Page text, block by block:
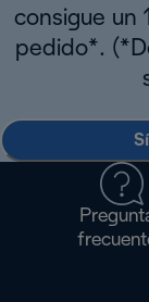
consigue un
pedido*.